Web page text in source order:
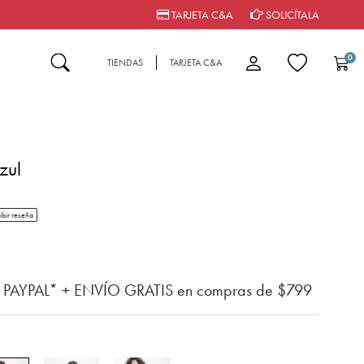
TARJETA C&A SOLICÍTALA
TIENDAS TARJETA C&A 0
del cliente
rating
reseña
+ ENVÍO GRATIS en compras de $799